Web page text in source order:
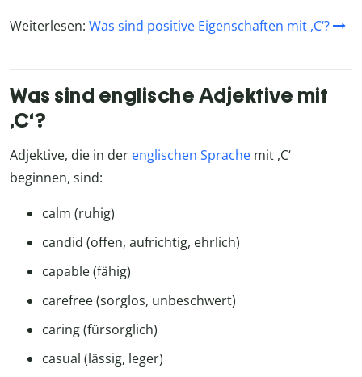
Weiterlesen: Was sind positive Eigenschaften mit ,C‘?
Was sind englische Adjektive mit
,C‘?
Adjektive, die in der englischen Sprache mit ,C‘
beginnen, sind:
calm (ruhig)
candid (offen, aufrichtig, ehrlich)
capable (fähig)
carefree (sorglos, unbeschwert)
caring (fürsorglich)
casual (lässig, leger)